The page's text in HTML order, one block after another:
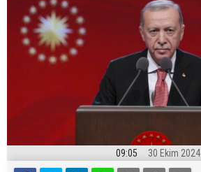
09:05 30 Ekim 2024